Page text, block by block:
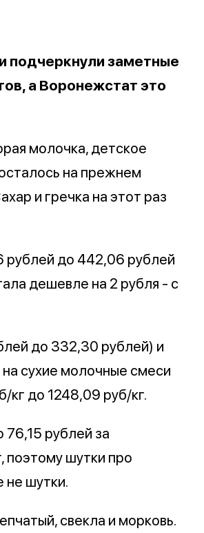
подчеркнули заметные
а Воронежстат это
молочка, детское
на прежнем
и гречка на этот раз
рублей до 442,06 рублей
дешевле на 2 рубля - с
до 332,30 рублей) и
сухие молочные смеси
кг до 1248,09 руб/кг.
рублей за
поэтому шутки про
не шутки.
свекла и морковь.